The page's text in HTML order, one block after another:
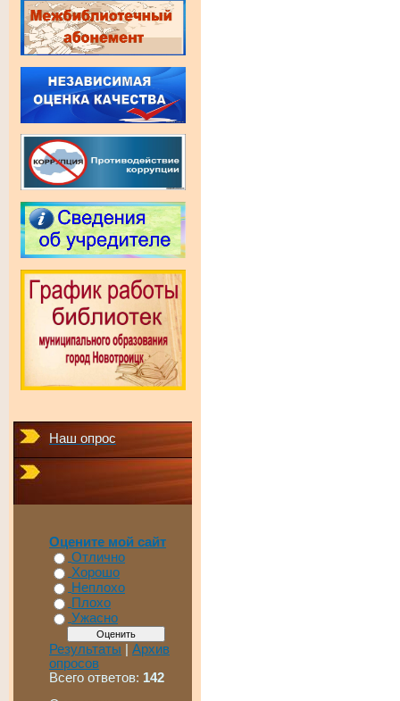
Наш опрос
Оцените мой сайт
Отлично
Хорошо
Неплохо
Плохо
Ужасно
Результаты | Архив
опросов
Всего ответов: 142